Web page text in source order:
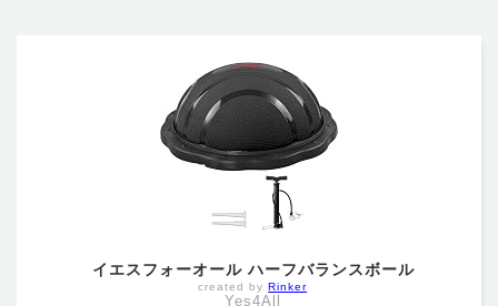
イエスフォーオール ハーフバランスボール
created byRinker
Yes4All